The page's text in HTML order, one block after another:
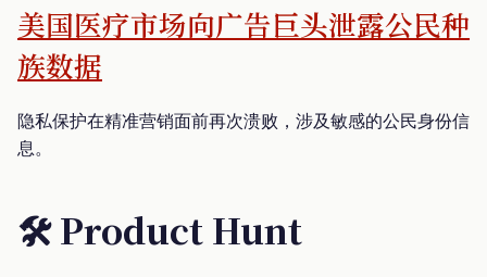
美国医疗市场向广告巨头泄露公民种
族数据
隐私保护在精准营销面前再次溃败，涉及敏感的公民身份信
息。
🛠️ Product Hunt